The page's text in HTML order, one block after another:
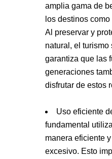
amplia gama de
los destinos
Al preservar y
natural, el turismo
garantiza que las
generaciones
disfrutar de estos
Uso eficiente
fundamental
manera eficiente
excesivo. Esto